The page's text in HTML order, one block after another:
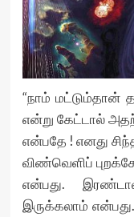
“நாம் மட்டும்தான்
என்று கேட்டால்
என்பதே ! எனது
விண்வெளிப்
என்பது.
இருக்கலாம்